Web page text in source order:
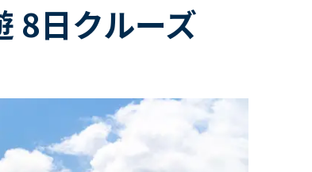
8日クルーズ